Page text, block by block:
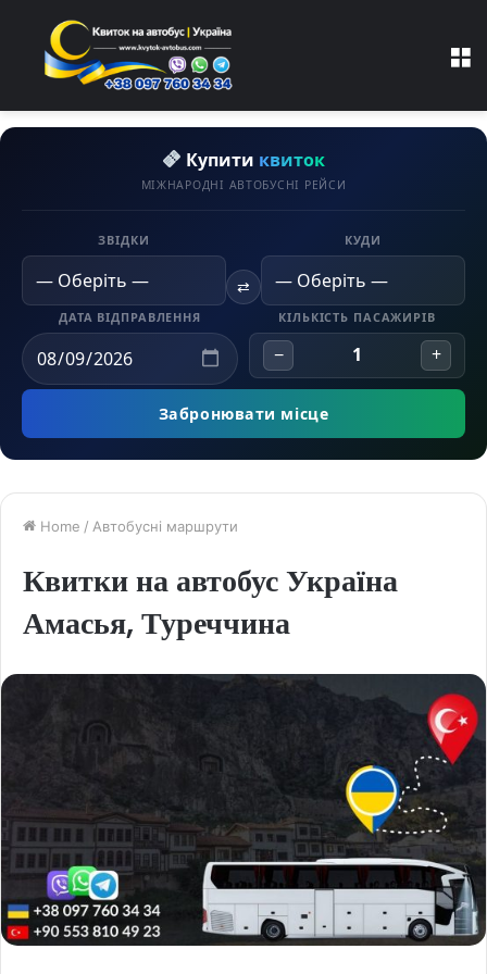
Купити квиток
МІЖНАРОДНІ АВТОБУСНІ РЕЙСИ
ЗВІДКИ
⇄
КУДИ
ДАТА ВІДПРАВЛЕННЯ КІЛЬКІСТЬ ПАСАЖИРІВ
− 1 +
Забронювати місце
Home / Автобусні маршрути
Квитки на автобус Україна
Амасья, Туреччина